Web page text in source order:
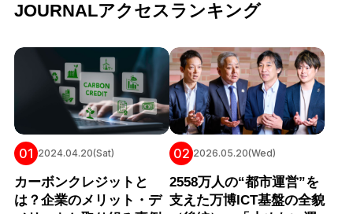
JOURNALアクセスランキング
01 2024.04.20(Sat)
カーボンクレジットと
は？企業のメリット・デ
02 2026.05.20(Wed)
2558万人の“都市運営”を
支えた万博ICT基盤の全貌